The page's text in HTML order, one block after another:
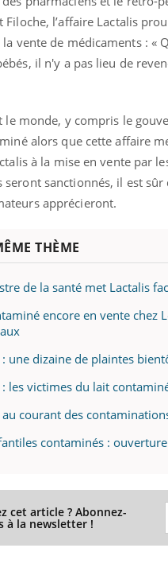
Filoche, l’affaire Lactalis
la vente de médicaments :
il n'y a pas lieu de
le monde, y compris le
alors que cette affaire
à la mise en vente par
seront sanctionnés, il est
apprécieront.
THÈME
de la santé met Lactalis
encore en vente chez
: une dizaine de plaintes
: les victimes du lait
au courant des
contaminés :
cet article ? Abonnez-
à la newsletter !
: et si on
diabète de type 2
chez les
Eczéma
préparer
rythme de
sont ...